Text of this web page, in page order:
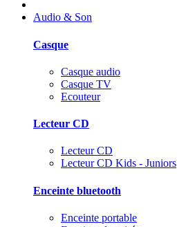
Audio & Son
Casque
Casque audio
Casque TV
Ecouteur
Lecteur CD
Lecteur CD
Lecteur CD Kids - Juniors
Enceinte bluetooth
Enceinte portable